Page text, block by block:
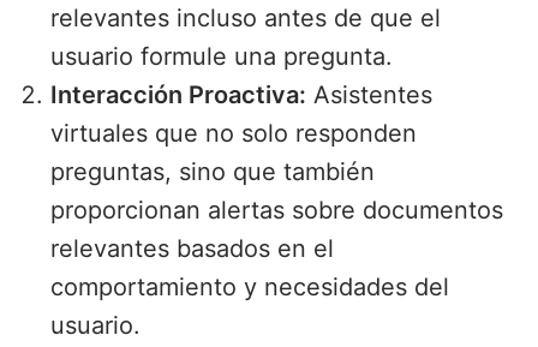
relevantes incluso antes de que el
usuario formule una pregunta.
Interacción Proactiva: Asistentes
virtuales que no solo responden
preguntas, sino que también
proporcionan alertas sobre documentos
relevantes basados en el
comportamiento y necesidades del
usuario.